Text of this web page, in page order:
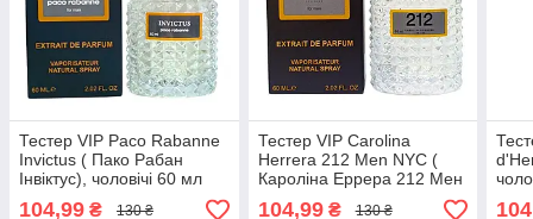
Тестер VIP Paco Rabanne
Invictus ( Пако Рабан
Інвіктус), чоловічі 60 мл
104,99 ₴ 130 ₴
Тестер VIP Carolina
Herrera 212 Men NYC (
Кароліна Еррера 212 Мен
Нью Йорк), чоловічі 60 мл
104,99₴ 130 ₴